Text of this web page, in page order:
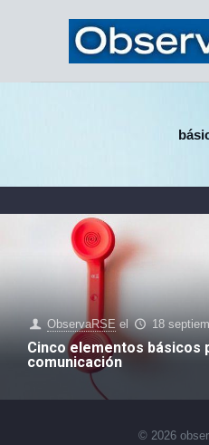
ObservaRSE el 18
Cinco elementos básicos
comunicación
© 2026